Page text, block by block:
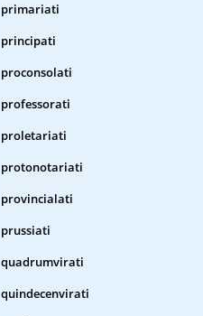
primariati
principati
proconsolati
professorati
proletariati
protonotariati
provincialati
prussiati
quadrumvirati
quindecenvirati